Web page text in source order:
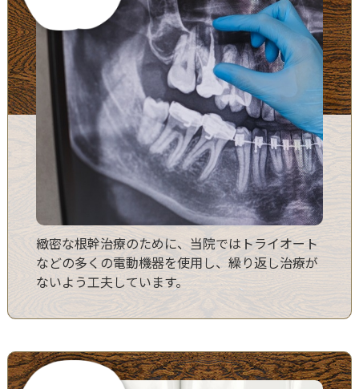
緻密な根幹治療のために、当院ではトライオート
などの多くの電動機器を使用し、繰り返し治療が
ないよう工夫しています。